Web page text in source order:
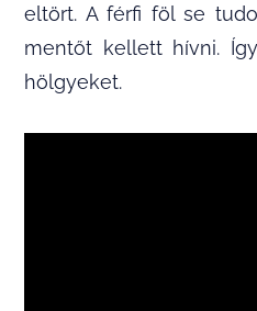
eltört. A férfi föl se
mentőt kellett hívni.
hölgyeket.